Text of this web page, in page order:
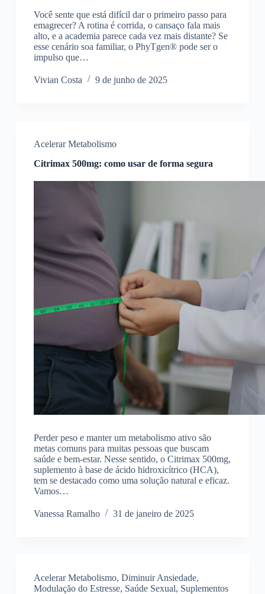
Você sente que está difícil dar o primeiro passo para
emagrecer? A rotina é corrida, o cansaço fala mais
alto, e a academia parece cada vez mais distante? Se
esse cenário soa familiar, o PhyTgen® pode ser o
impulso que…
Vivian Costa 9 de junho de 2025
Acelerar Metabolismo
Citrimax 500mg: como usar de forma segura
Perder peso e manter um metabolismo ativo são
metas comuns para muitas pessoas que buscam
saúde e bem-estar. Nesse sentido, o Citrimax 500mg,
suplemento à base de ácido hidroxicítrico (HCA),
tem se destacado como uma solução natural e eficaz.
Vamos…
Vanessa Ramalho 31 de janeiro de 2025
Acelerar Metabolismo, Diminuir Ansiedade,
Modulação do Estresse, Saúde Sexual, Suplementos